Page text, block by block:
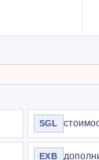
SGL
EXB